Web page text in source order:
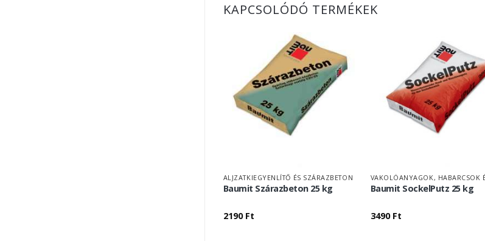
KAPCSOLÓDÓ TERMÉKEK
ALJZATKIEGYENLÍTŐ ÉS SZÁRAZBETON
Baumit Szárazbeton 25 kg
2190 Ft
Baumit SockelPutz 25 kg
3490 Ft